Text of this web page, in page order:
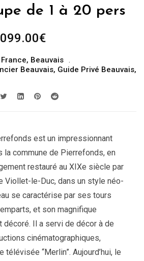
de 1 à 20 pers
€Plage
prix :
à
, Beauvais
Beauvais, Guide Privé Beauvais,
est un impressionnant
la commune de Pierrefonds, en
restauré au XIXe siècle par
Viollet-le-Duc, dans un style néo-
se caractérise par ses tours
et son magnifique
décoré. Il a servi de décor à de
cinématographiques,
télévisée “Merlin”. Aujourd’hui, le